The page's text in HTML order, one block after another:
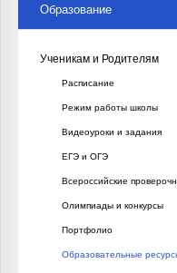
Образование
Ученикам и Родителям
Расписание
Режим работы школы
Видеоуроки и задания
ЕГЭ и ОГЭ
Всероссийские
Олимпиады и конкурсы
Портфолио
Образовательные